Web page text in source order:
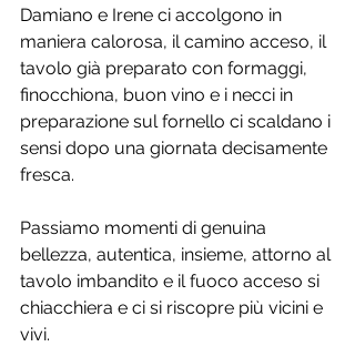
Damiano e Irene ci accolgono in
maniera calorosa, il camino acceso, il
tavolo già preparato con formaggi,
finocchiona, buon vino e i necci in
preparazione sul fornello ci scaldano i
sensi dopo una giornata decisamente
fresca.
Passiamo momenti di genuina
bellezza, autentica, insieme, attorno al
tavolo imbandito e il fuoco acceso si
chiacchiera e ci si riscopre più vicini e
vivi.